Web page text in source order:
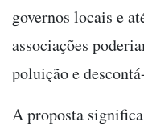
governos locais e
associações
poluição e
A proposta